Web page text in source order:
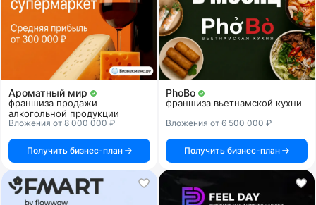
Ароматный мир
франшиза продажи
алкогольной продукции
Вложения от 8 000 000 ₽
Получить бизнес-план
PhoBo
франшиза вьетнамской кухни
Вложения от 6 500 000 ₽
Получить бизнес-план